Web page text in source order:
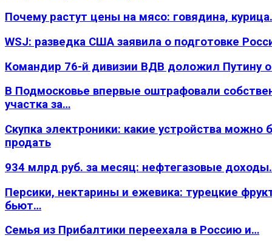
Почему растут цены на мясо: говядина,
WSJ: разведка США заявила о подготовке
Командир 76-й дивизии ВДВ доложил Путину
В Подмосковье впервые оштрафовали
участка за…
Скупка электроники: какие устройства можно
продать
934 млрд руб. за месяц: нефтегазовые
Персики, нектарины и ежевика: турецкие
бьют…
Семья из Прибалтики переехала в Россию и…